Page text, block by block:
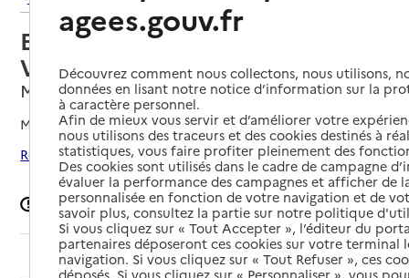
EHPAD Résidence Madeleine
Verdier
Montrouge, HAUTS-DE-SEINE
Mis à jour le02/02/2026
Rechercher les établissements autour de Montrouge
Signaler une erreur
Sommaire
agees.gouv.fr
Découvrez comment nous collectons, nous utilisons,
données en lisant notre notice d’information sur la
à caractère personnel.
Afin de mieux vous servir et d’améliorer votre
nous utilisons des traceurs et des cookies destinés à
statistiques, vous faire profiter pleinement des
Des cookies sont utilisés dans le cadre de campagne
évaluer la performance des campagnes et afficher de
personnalisée en fonction de votre navigation et de
savoir plus, consultez la partie sur notre politique
Si vous cliquez sur « Tout Accepter », l’éditeur du
partenaires déposeront ces cookies sur votre terminal
navigation. Si vous cliquez sur « Tout Refuser », ces
déposés. Si vous cliquez sur « Personnaliser », vous